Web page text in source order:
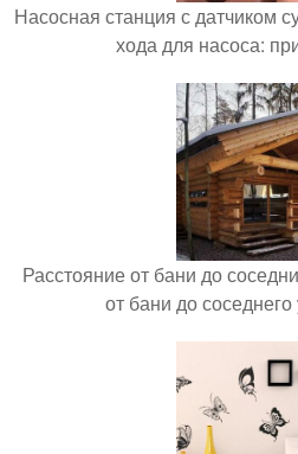
Насосная станция с датчиком
хода для насоса:
Расстояние от бани до
от бани до